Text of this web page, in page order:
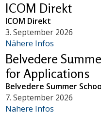
ICOM Direkt
ICOM Direkt
3. September 2026
Nähere Infos
Belvedere
for Applications
Belvedere Summer
7. September 2026
Nähere Infos